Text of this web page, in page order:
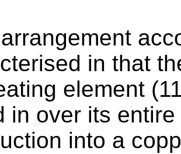
in that
element
in over its
into a